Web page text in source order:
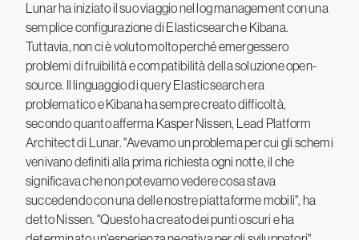
Lunar ha iniziato il suo viaggio nel log management con una
semplice configurazione di Elasticsearch e Kibana.
Tuttavia, non ci è voluto molto perché emergessero
problemi di fruibilità e compatibilità della soluzione open-
source. Il linguaggio di query Elasticsearch era
problematico e Kibana ha sempre creato difficoltà,
secondo quanto afferma Kasper Nissen, Lead Platform
Architect di Lunar. "Avevamo un problema per cui gli schemi
venivano definiti alla prima richiesta ogni notte, il che
significava che non potevamo vedere cosa stava
succedendo con una delle nostre piattaforme mobili", ha
detto Nissen. "Questo ha creato dei punti oscuri e ha